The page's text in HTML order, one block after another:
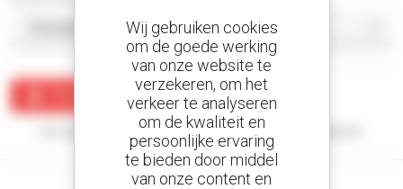
Maak een waarschuwing
Uw zoekopdracht heeft geen enkel resultaat opgeleverd.
Wij gebruiken cookies
om de goede werking
van onze website te
verzekeren, om het
verkeer te analyseren
om de kwaliteit en
persoonlijke ervaring
te bieden door middel
van onze content en